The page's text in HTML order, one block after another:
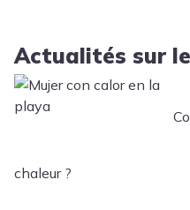
Actualités sur
chaleur ?